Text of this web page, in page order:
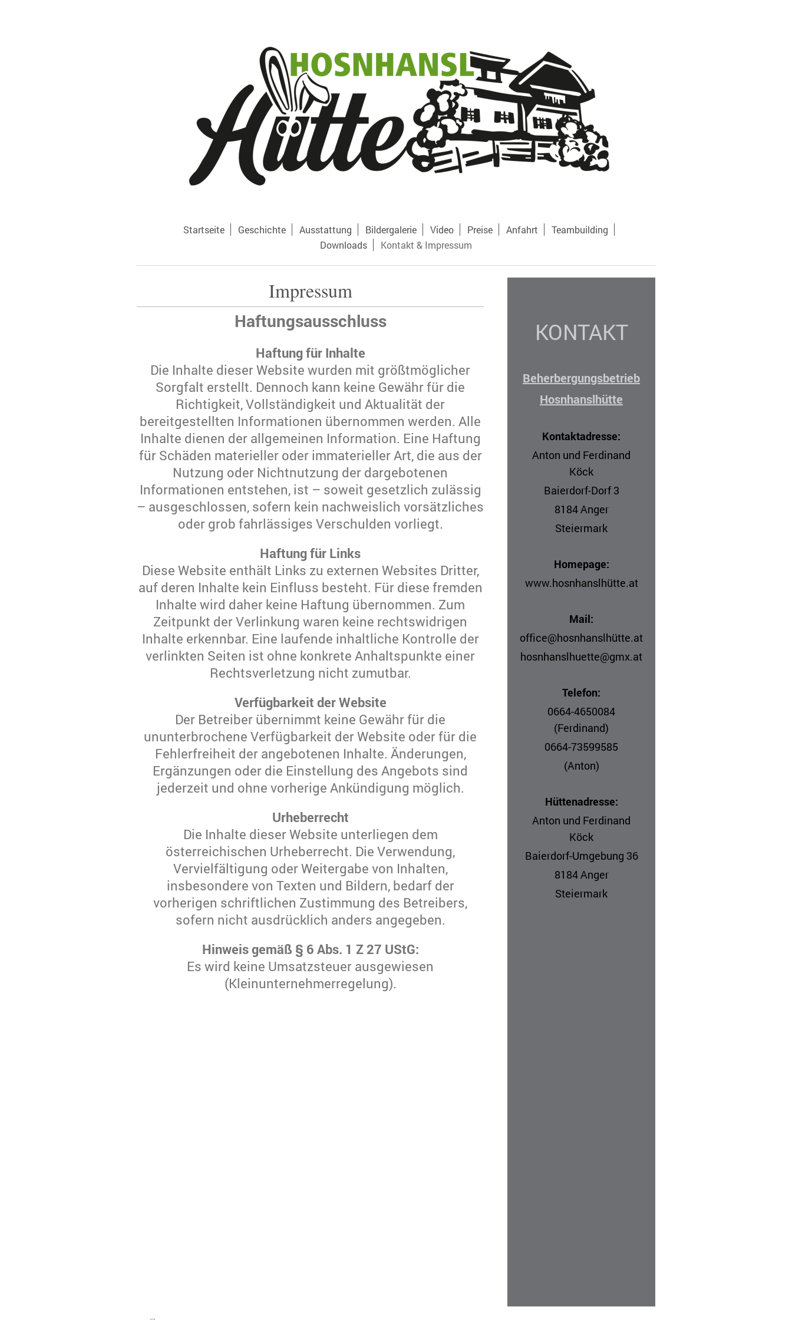
Startseite Geschichte Ausstattung Bildergalerie Video Preise Anfahrt
Teambuilding
Downloads
Kontakt & Impressum
Impressum
Haftungsausschluss
Haftung für Inhalte
Die Inhalte dieser Website wurden mit größtmöglicher
Sorgfalt erstellt. Dennoch kann keine Gewähr für die
Richtigkeit, Vollständigkeit und Aktualität der
bereitgestellten Informationen übernommen werden. Alle
Inhalte dienen der allgemeinen Information. Eine Haftung
für Schäden materieller oder immaterieller Art, die aus der
Nutzung oder Nichtnutzung der dargebotenen
Informationen entstehen, ist – soweit gesetzlich zulässig
– ausgeschlossen, sofern kein nachweislich vorsätzliches
oder grob fahrlässiges Verschulden vorliegt.
Haftung für Links
Diese Website enthält Links zu externen Websites Dritter,
auf deren Inhalte kein Einfluss besteht. Für diese fremden
Inhalte wird daher keine Haftung übernommen. Zum
Zeitpunkt der Verlinkung waren keine rechtswidrigen
Inhalte erkennbar. Eine laufende inhaltliche Kontrolle der
verlinkten Seiten ist ohne konkrete Anhaltspunkte einer
Rechtsverletzung nicht zumutbar.
Verfügbarkeit der Website
Der Betreiber übernimmt keine Gewähr für die
ununterbrochene Verfügbarkeit der Website oder für die
Fehlerfreiheit der angebotenen Inhalte. Änderungen,
Ergänzungen oder die Einstellung des Angebots sind
jederzeit und ohne vorherige Ankündigung möglich.
Urheberrecht
Die Inhalte dieser Website unterliegen dem
österreichischen Urheberrecht. Die Verwendung,
Vervielfältigung oder Weitergabe von Inhalten,
insbesondere von Texten und Bildern, bedarf der
vorherigen schriftlichen Zustimmung des Betreibers,
sofern nicht ausdrücklich anders angegeben.
Hinweis gemäß § 6 Abs. 1 Z 27 UStG:
Es wird keine Umsatzsteuer ausgewiesen
(Kleinunternehmerregelung).
KONTAKT
Beherbergungsbetrieb
Hosnhanslhütte
Kontaktadresse:
Anton und Ferdinand
Köck
Baierdorf-Dorf 3
8184 Anger
Steiermark
Homepage:
www.hosnhanslhütte.at
Mail:
office@hosnhanslhütte.at
hosnhanslhuette@gmx.at
Telefon:
0664-4650084
(Ferdinand)
0664-73599585
(Anton)
Hüttenadresse:
Anton und Ferdinand
Köck
Baierdorf-Umgebung 36
8184 Anger
Steiermark